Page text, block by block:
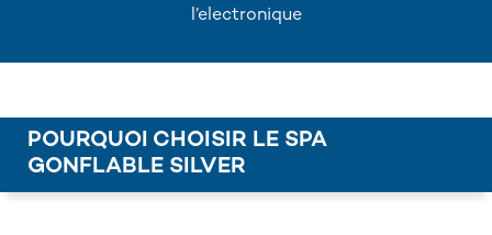
l’electronique
POURQUOI CHOISIR LE SPA
GONFLABLE SILVER